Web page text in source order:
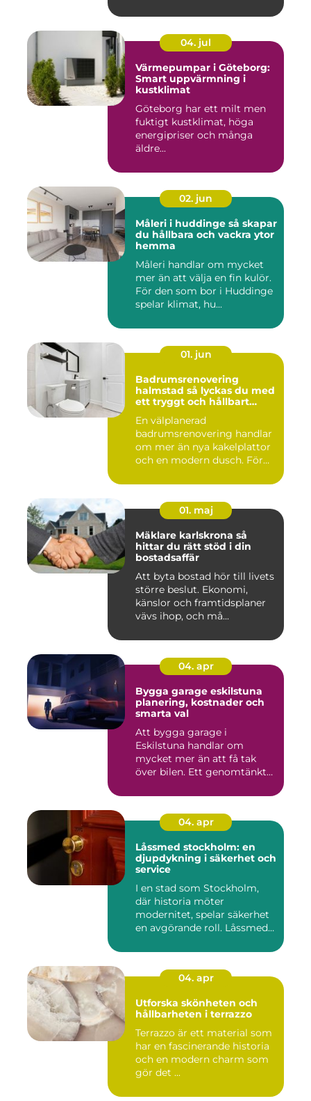
04. jul
Värmepumpar i Göteborg:
Smart uppvärmning i
kustklimat
Göteborg har ett milt men
fuktigt kustklimat, höga
energipriser och många
äldre...
02. jun
Måleri i huddinge så skapar
du hållbara och vackra ytor
hemma
Måleri handlar om mycket
mer än att välja en fin kulör.
För den som bor i Huddinge
spelar klimat, hu...
01. jun
Badrumsrenovering
halmstad så lyckas du med
ett tryggt och hållbart
En välplanerad
badrumsrenovering handlar
om mer än nya kakelplattor
och en modern dusch. För
01. maj
Mäklare karlskrona så
hittar du rätt stöd i din
bostadsaffär
Att byta bostad hör till livets
större beslut. Ekonomi,
känslor och framtidsplaner
vävs ihop, och må...
04. apr
Bygga garage eskilstuna
planering, kostnader och
smarta val
Att bygga garage i
Eskilstuna handlar om
mycket mer än att få tak
över bilen. Ett genomtänkt
04. apr
Låssmed stockholm: en
djupdykning i säkerhet och
service
I en stad som Stockholm,
där historia möter
modernitet, spelar säkerhet
en avgörande roll. Låssmed
04. apr
Utforska skönheten och
hållbarheten i terrazzo
Terrazzo är ett material som
har en fascinerande historia
och en modern charm som
gör det ...